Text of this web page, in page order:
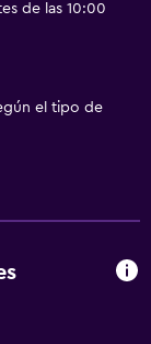
de las 10:00
el tipo de